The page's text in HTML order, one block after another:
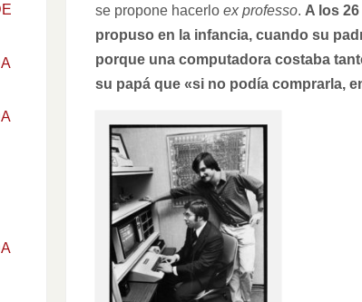
se propone hacerlo ex professo. A los
propuso en la infancia, cuando su
porque una computadora costaba
su papá que «si no podía comprarla,